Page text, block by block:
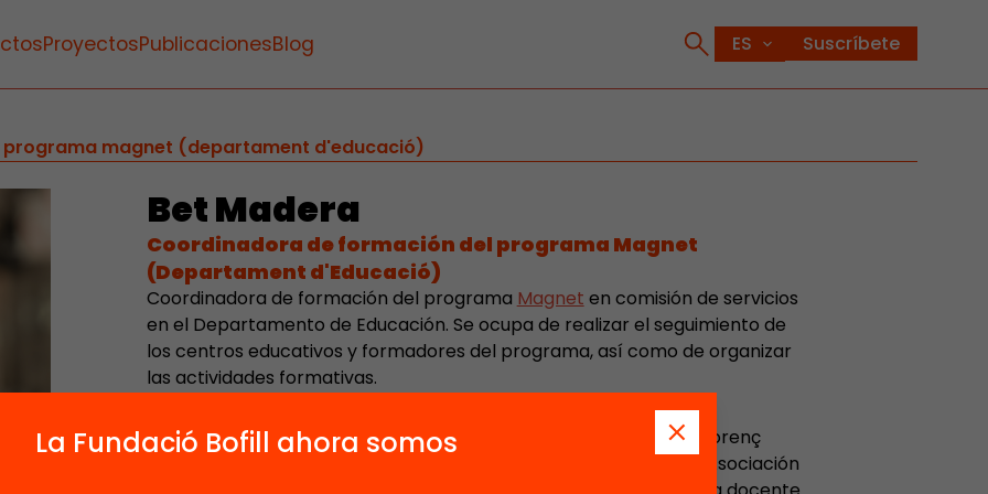
ProyectosPublicacionesBlog Suscríbete
magnet (departament d'educació)
Bet Madera
Coordinadora de formación del programa Magnet
(Departament d'Educació)
Coordinadora de formación del programa Magnet en comisión de servicios
en el Departamento de Educación. Se ocupa de realizar el seguimiento de
los centros educativos y formadores del programa, así como de organizar
las actividades formativas.
Maestra de infantil y primaria de la escuela Josep Gras de Sant Llorenç
Savall hasta el curso 2017-2018. Responsable de formación de la Asociación
La Fundació Bofill ahora somos